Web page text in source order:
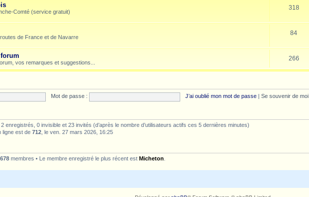
Comté (service gratuit)
318
de France et de Navarre
84
vos remarques et suggestions...
266
Mot de passe : J’ai oublié mon mot de passe Se souvenir de moi
enregistrés, 0 invisible et 23 invités (d’après le nombre d’utilisateurs actifs ces 5 dernières minutes)
ligne est de 712 , le ven. 27 mars 2026, 16:25
membres • Le membre enregistré le plus récent est Micheton